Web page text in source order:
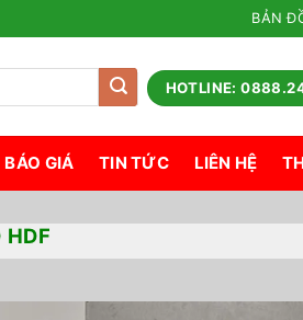
BẢN
HOTLINE:
BÁO GIÁ TIN TỨC LIÊN HỆ
HDF